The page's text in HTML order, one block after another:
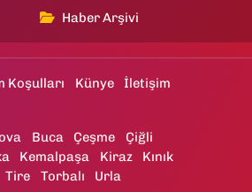
Haber Arşivi
Koşulları Künye
İletişim
Buca Çeşme
Çiğli
Kemalpaşa Kiraz
Kınık
Tire Torbalı Urla